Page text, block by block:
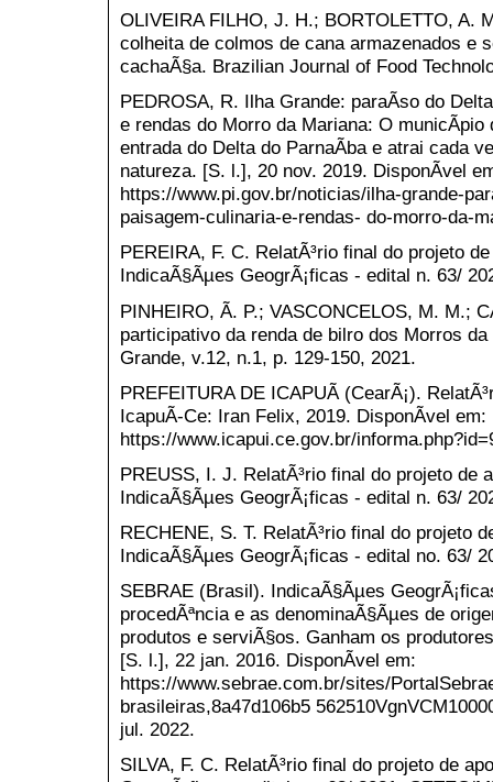
OLIVEIRA FILHO, J. H.; BORTOLETTO, A.
colheita de colmos de cana armazenados e
cachaÃ§a. Brazilian Journal of Food
PEDROSA, R. Ilha Grande: paraÃ­so do
e rendas do Morro da Mariana: O
entrada do Delta do ParnaÃ­ba e atrai cada
natureza. [S. l.], 20 nov. 2019. DisponÃ­vel
https://www.pi.gov.br/noticias/ilha-grande-
paisagem-culinaria-e-rendas- do-morro-da-
PEREIRA, F. C. RelatÃ³rio final do projeto
IndicaÃ§Ãµes GeogrÃ¡ficas - edital n. 63/
PINHEIRO, Ã. P.; VASCONCELOS, M. M.;
participativo da renda de bilro dos Morros
Grande, v.12, n.1, p. 129-150, 2021.
PREFEITURA DE ICAPUÃ (CearÃ¡).
IcapuÃ­-Ce: Iran Felix, 2019. DisponÃ­vel em:
https://www.icapui.ce.gov.br/
PREUSS, I. J. RelatÃ³rio final do projeto de
IndicaÃ§Ãµes GeogrÃ¡ficas - edital n. 63/
RECHENE, S. T. RelatÃ³rio final do projeto
IndicaÃ§Ãµes GeogrÃ¡ficas - edital no. 63/
SEBRAE (Brasil). IndicaÃ§Ãµes
procedÃªncia e as denominaÃ§Ãµes de
produtos e serviÃ§os. Ganham os
[S. l.], 22 jan. 2016. DisponÃ­vel em:
https://www.sebrae.com.br/sites/
brasileiras,8a47d106b5
jul. 2022.
SILVA, F. C. RelatÃ³rio final do projeto de